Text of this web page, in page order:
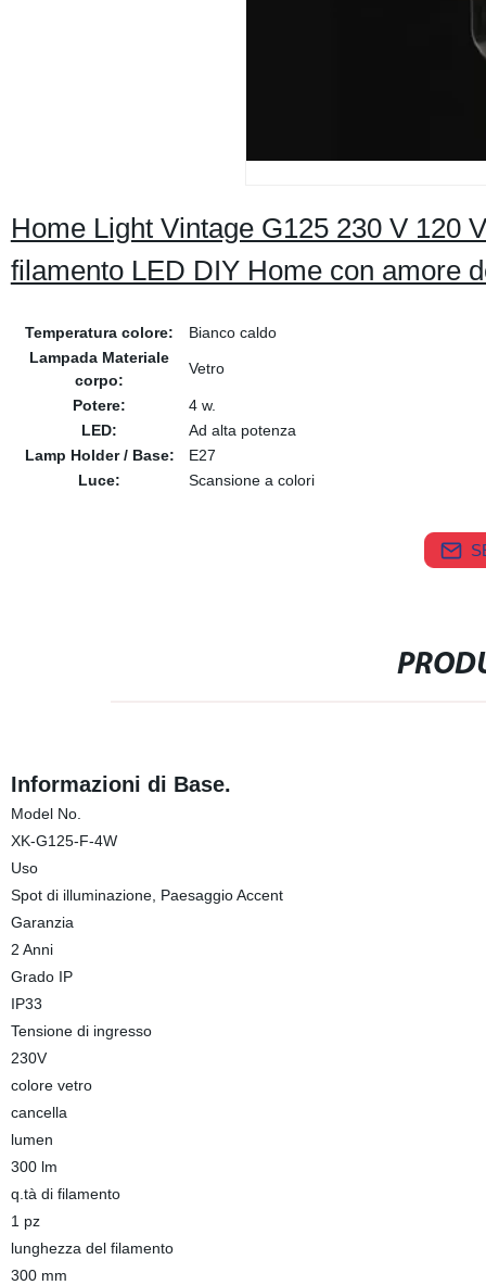
Home Light Vintage G125 230 V 120
filamento LED DIY Home con amore
Temperatura colore:
Bianco caldo
Lampada Materiale
corpo:
Vetro
Potere:
4 w.
LED:
Ad alta potenza
Lamp Holder / Base:
E27
Luce:
Scansione a colori
Informazioni di Base.
Model No.
XK-G125-F-4W
Uso
Spot di illuminazione, Paesaggio Accent
Garanzia
2 Anni
Grado IP
IP33
Tensione di ingresso
230V
colore vetro
cancella
lumen
300 lm
q.tà di filamento
1 pz
lunghezza del filamento
300 mm